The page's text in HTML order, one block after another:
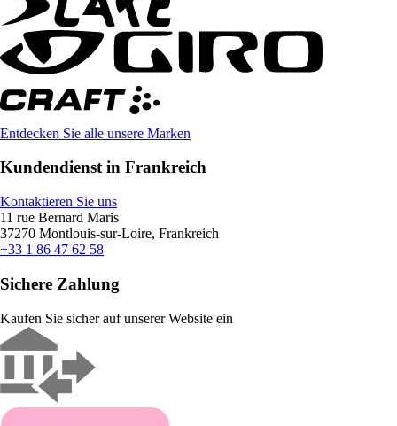
Entdecken Sie alle unsere Marken
Kundendienst in Frankreich
Kontaktieren Sie uns
11 rue Bernard Maris
37270 Montlouis-sur-Loire, Frankreich
+33 1 86 47 62 58
Sichere Zahlung
Kaufen Sie sicher auf unserer Website ein